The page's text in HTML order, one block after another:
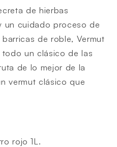
de hierbas
un cuidado proceso de
de roble, Vermut
un clásico de las
de lo mejor de la
vermut clásico que
rojo 1L.